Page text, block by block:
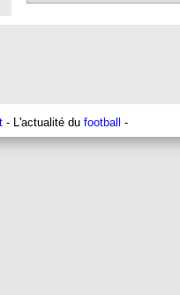
- L'actualité du football -